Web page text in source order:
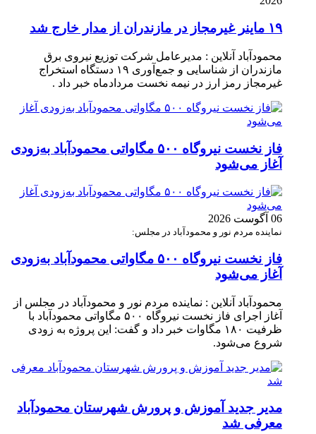
۱۹ ماینر غیرمجاز در مازندران از مدار خارج شد
محمودآباد آنلاین : مدیرعامل شرکت توزیع نیروی برق
مازندران از شناسایی و جمع‌آوری ۱۹ دستگاه استخراج
غیرمجاز رمز ارز در نیمه نخست مردادماه خبر داد .
فاز نخست نیروگاه ۵۰۰ مگاواتی محمودآباد به‌زودی
آغاز می‌شود
06 آگوست 2026
نماینده مردم نور و محمودآباد در مجلس:
فاز نخست نیروگاه ۵۰۰ مگاواتی محمودآباد به‌زودی
آغاز می‌شود
محمودآباد آنلاین : نماینده مردم نور و محمودآباد در مجلس از
آغاز اجرای فاز نخست نیروگاه ۵۰۰ مگاواتی محمودآباد با
ظرفیت ۱۸۰ مگاوات خبر داد و گفت: این پروژه به زودی
شروع می‌شود.
مدیر جدید آموزش و پرورش شهرستان محمودآباد
معرفی شد